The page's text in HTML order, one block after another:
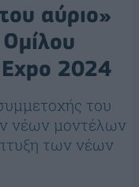
αύριο»
2024
του
νέων μοντέλων
των νέων